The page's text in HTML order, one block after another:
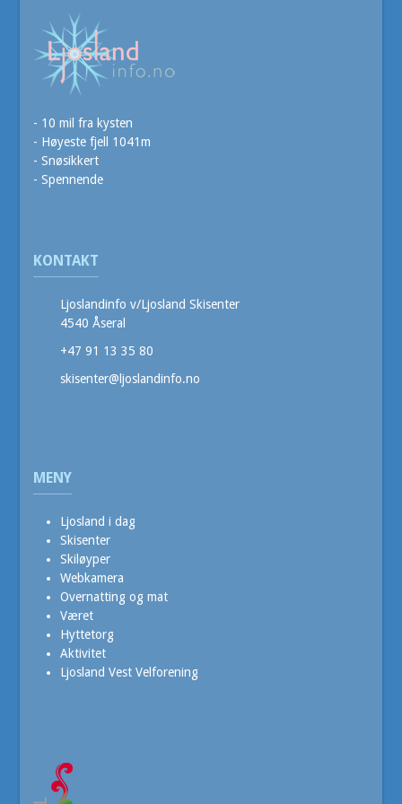
- 10 mil fra kysten
- Høyeste fjell 1041m
- Snøsikkert
- Spennende
KONTAKT
Ljoslandinfo v/Ljosland Skisenter
4540 Åseral
+47 91 13 35 80
skisenter@ljoslandinfo.no
MENY
Ljosland i dag
Skisenter
Skiløyper
Webkamera
Overnatting og mat
Været
Hyttetorg
Aktivitet
Ljosland Vest Velforening